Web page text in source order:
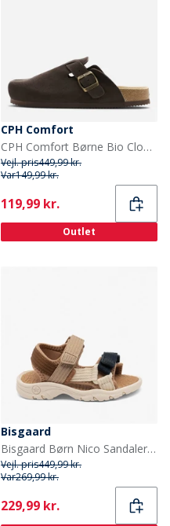
CPH Comfort
CPH Comfort Børne Bio Clogs Ruskind Sandaler Dark Brown
Vejl. pris449,99 kr.
Var149,99 kr.
Current
119,99 kr.
Outlet
Bisgaard
Bisgaard Børn Nico Sandaler Natur
Vejl. pris449,99 kr.
Var269,99 kr.
Current
229,99 kr.